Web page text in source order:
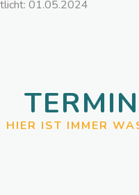
01.05.2024
HIER IST IMMER